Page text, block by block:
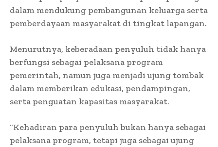
dalam mendukung pembangunan keluarga serta
pemberdayaan masyarakat di tingkat lapangan.
Menurutnya, keberadaan penyuluh tidak hanya
berfungsi sebagai pelaksana program
pemerintah, namun juga menjadi ujung tombak
dalam memberikan edukasi, pendampingan,
serta penguatan kapasitas masyarakat.
“Kehadiran para penyuluh bukan hanya sebagai
pelaksana program, tetapi juga sebagai ujung